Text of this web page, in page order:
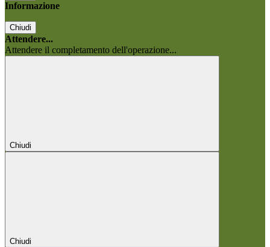
Informazione
Chiudi
Attendere...
Attendere il completamento dell'operazione...
Chiudi
Chiudi